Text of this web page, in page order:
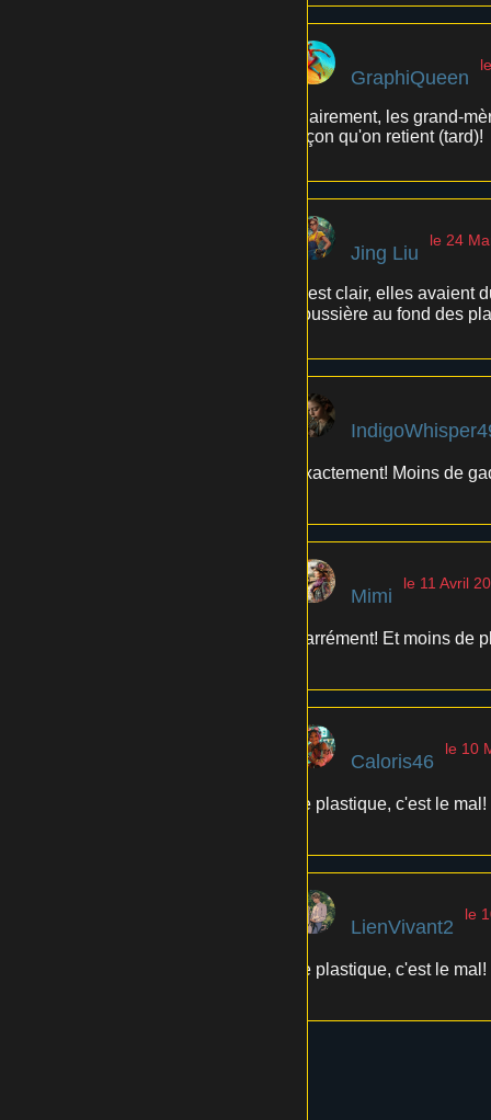
GraphiQueen
Clairement, les grand-
leçon qu'on retient (tard)!
Jing Liu
le 24
C'est clair, elles avaient
poussière au fond des
Exactement! Moins de
Mimi
le 11 Avril
Carrément! Et moins de
Caloris46
le 10
Le plastique, c'est le
LienVivant2
le
Le plastique, c'est le mal!